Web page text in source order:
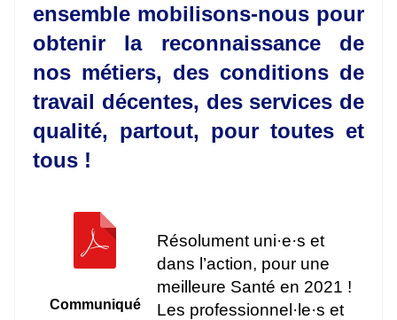
ensemble mobilisons-nous pour
obtenir la reconnaissance de
nos métiers, des conditions de
travail décentes, des services de
qualité, partout, pour toutes et
tous !
Communiqué
Résolument uni·e·s et
dans l’action, pour une
meilleure Santé en 2021 !
Les professionnel·le·s et